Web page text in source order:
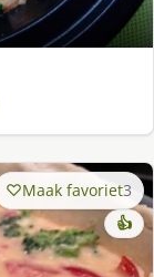
Maak favoriet3
👍